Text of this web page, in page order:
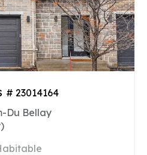
# 23014164
Du Bellay